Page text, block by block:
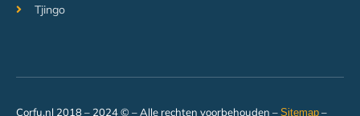
Tjingo
Corfu.nl 2018 – 2024 © – Alle rechten voorbehouden – Sitemap –